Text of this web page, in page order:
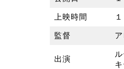
上映時間
監督
出演